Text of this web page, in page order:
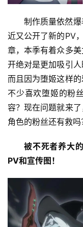
制作质量依然
近又公开了新的PV
章，本季有着众多
开绝对是更加吸引人
而且因为堕姬这样
不少喜欢堕姬的粉
容？现在问题就来
角色的粉丝还有救吗
被不死者养大
PV和宣传图！